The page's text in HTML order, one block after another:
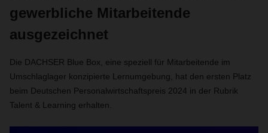
gewerbliche Mitarbeitende
ausgezeichnet
Die DACHSER Blue Box, eine speziell für Mitarbeitende im
Umschlaglager konzipierte Lernumgebung, hat den ersten Platz
beim Deutschen Personalwirtschaftspreis 2024 in der Rubrik
Talent & Learning erhalten.